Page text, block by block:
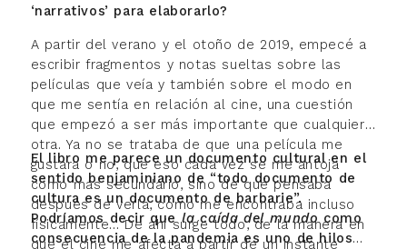
‘narrativos’ para elaborarlo?
A partir del verano y el otoño de 2019, empecé a
escribir fragmentos y notas sueltas sobre las
películas que veía y también sobre el modo en
que me sentía en relación al cine, una cuestión
que empezó a ser más importante que cualquier
otra. Ya no se trataba de que una película me
gustara o no, que eso cada vez se me antoja
como más secundario, sino de qué pensaba
después de verla, cómo me encontraba incluso
físicamente… De ahí surge todo, de la manera en
que el cine me afecta a partir de un instante
El libro me parece un documento cultural en el
sentido benjaminiano de “todo documento de
cultura es un documento de barbarie”.
Podríamos decir que la caída del mundo como
consecuencia de la pandemia es uno de hilos